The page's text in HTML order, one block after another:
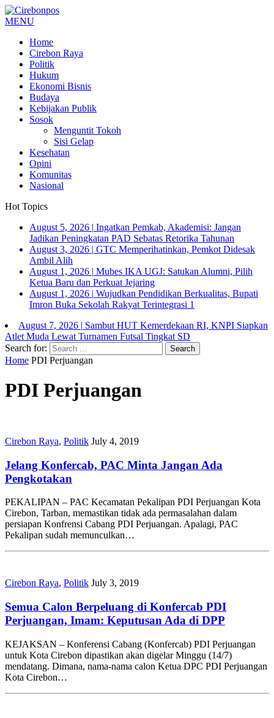
MENU
Home
Cirebon Raya
Politik
Hukum
Ekonomi Bisnis
Budaya
Kebijakan Publik
Sosok
Menguntit Tokoh
Sisi Gelap
Kesehatan
Opini
Komunitas
Nasional
Hot Topics
August 5, 2026 | Ingatkan Pemkab, Akademisi: Jangan
Jadikan Peningkatan PAD Sebatas Retorika Tahunan
August 3, 2026 | GTC Memperihatinkan, Pemkot Didesak
Ambil Alih
August 1, 2026 | Mubes IKA UGJ: Satukan Alumni, Pilih
Ketua Baru dan Perkuat Jejaring
August 1, 2026 | Wujudkan Pendidikan Berkualitas, Bupati
Imron Buka Sekolah Rakyat Terintegrasi 1
August 7, 2026 | Sambut HUT Kemerdekaan RI, KNPI Siapkan
Atlet Muda Lewat Turnamen Futsal Tingkat SD
Search for:
Home PDI Perjuangan
PDI Perjuangan
Cirebon Raya, Politik July 4, 2019
Jelang Konfercab, PAC Minta Jangan Ada
Pengkotakan
PEKALIPAN – PAC Kecamatan Pekalipan PDI Perjuangan Kota
Cirebon, Tarban, memastikan tidak ada permasalahan dalam
persiapan Konfrensi Cabang PDI Perjuangan. Apalagi, PAC
Pekalipan sudah memunculkan…
Cirebon Raya, Politik July 3, 2019
Semua Calon Berpeluang di Konfercab PDI
Perjuangan, Imam: Keputusan Ada di DPP
KEJAKSAN – Konferensi Cabang (Konfercab) PDI Perjuangan
untuk Kota Cirebon dipastikan akan digelar Minggu (14/7)
mendatang. Dimana, nama-nama calon Ketua DPC PDI Perjuangan
Kota Cirebon…